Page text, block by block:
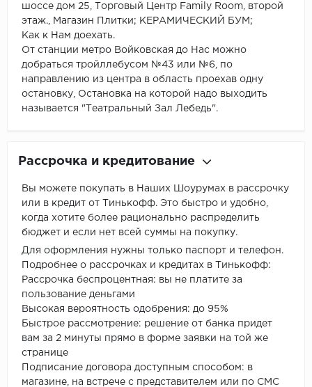
шоссе дом 25, Торговый Центр Family Room, второй
этаж., Магазин Плитки; КЕРАМИЧЕСКИЙ БУМ;
Как к Нам доехать.
От станции метро Войковская до Нас можно
добраться тройллебусом №43 или №6, по
направлению из центра в область проехав одну
остановку, Остановка на которой надо выходить
называется "Театральный Зал Лебедь".
Рассрочка и кредитование
Вы можете покупать в Наших Шоурумах в рассрочку
или в кредит от Тинькофф. Это быстро и удобно,
когда хотите более рационально распределить
бюджет и если нет всей суммы на покупку.
Для оформления нужны только паспорт и телефон.
Подробнее о рассрочках и кредитах в Тинькофф:
Рассрочка беспроцентная: вы не платите за
пользование деньгами
Высокая вероятность одобрения: до 95%
Быстрое рассмотрение: решение от банка придет
вам за 2 минуты прямо в форме заявки на той же
странице
Подписание договора доступным способом: в
магазине, на встрече с представителем или по СМС